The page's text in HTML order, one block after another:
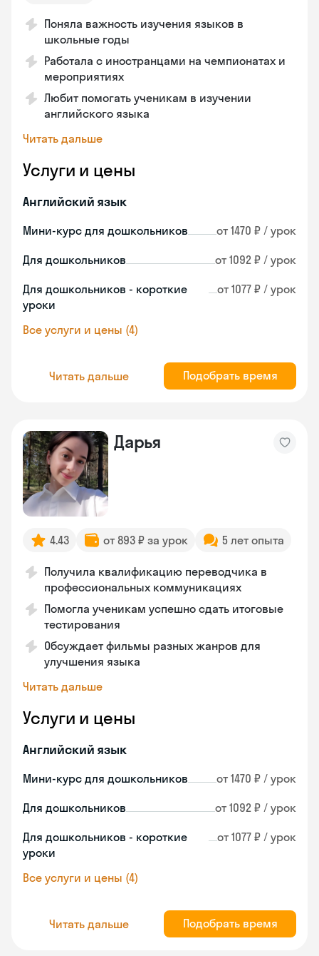
Поняла важность изучения языков в
школьные годы
Работала с иностранцами на чемпионатах и
мероприятиях
Любит помогать ученикам в изучении
английского языка
Читать дальше
Услуги и цены
Английский язык
Мини-курс для дошкольников от 1470 ₽ / урок
Для дошкольников от 1092 ₽ / урок
Для дошкольников - короткие
уроки
от 1077 ₽ / урок
Все услуги и цены (4)
Читать дальше Подобрать время
Дарья
4.43 от 893 ₽ за урок 5 лет опыта
Получила квалификацию переводчика в
профессиональных коммуникациях
Помогла ученикам успешно сдать итоговые
тестирования
Обсуждает фильмы разных жанров для
улучшения языка
Читать дальше
Услуги и цены
Английский язык
Мини-курс для дошкольников от 1470 ₽ / урок
Для дошкольников от 1092 ₽ / урок
Для дошкольников - короткие
уроки
от 1077 ₽ / урок
Все услуги и цены (4)
Читать дальше Подобрать время